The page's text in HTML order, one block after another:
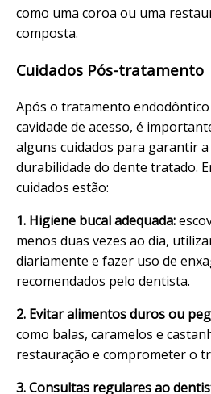
como uma coroa ou uma
composta.
Cuidados Pós-tratamento
Após o tratamento
cavidade de acesso, é
alguns cuidados para garantir a
durabilidade do dente tratado.
cuidados estão:
1. Higiene bucal adequada:
menos duas vezes ao dia,
diariamente e fazer uso de
recomendados pelo dentista.
2. Evitar alimentos duros ou
como balas, caramelos e
restauração e comprometer o
3. Consultas regulares ao